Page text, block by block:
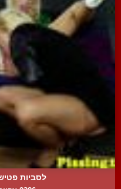
לסביות